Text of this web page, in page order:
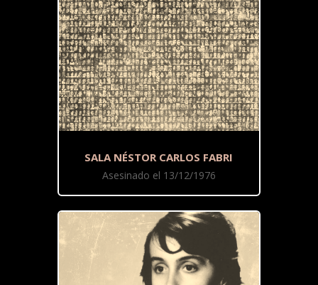
SALA NÉSTOR CARLOS FABRI
Asesinado el 13/12/1976